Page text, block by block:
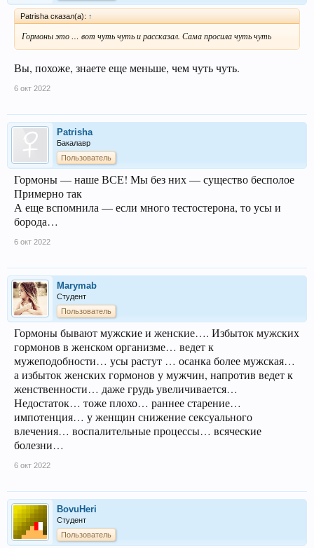
Patrisha сказал(а): ↑
Гормоны это … вот чуть чуть и рассказал. Сама просила чуть чуть
Вы, похоже, знаете еще меньше, чем чуть чуть.
6 окт 2022
Patrisha
Бакалавр
Пользователь
Гормоны — наше ВСЕ! Мы без них — существо бесполое
Примерно так
А еще вспомнила — если много тестостерона, то усы и
борода…
6 окт 2022
Marymab
Студент
Пользователь
Гормоны бывают мужские и женские…. Избыток мужских
гормонов в женском организме… ведет к
мужеподобности… усы растут … осанка более мужская…
а избыток женских гормонов у мужчин, напротив ведет к
женственности… даже грудь увеличивается…
Недостаток… тоже плохо… раннее старение…
импотенция… у женщин снижение сексуального
влечения… воспалительные процессы… всяческие
болезни…
6 окт 2022
BovuHeri
Студент
Пользователь